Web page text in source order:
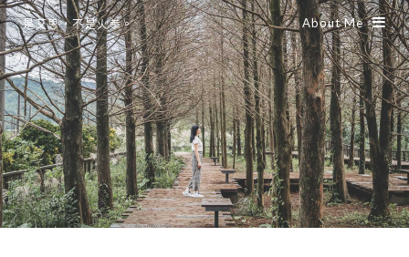
是艾思，不是火拳。 About Me